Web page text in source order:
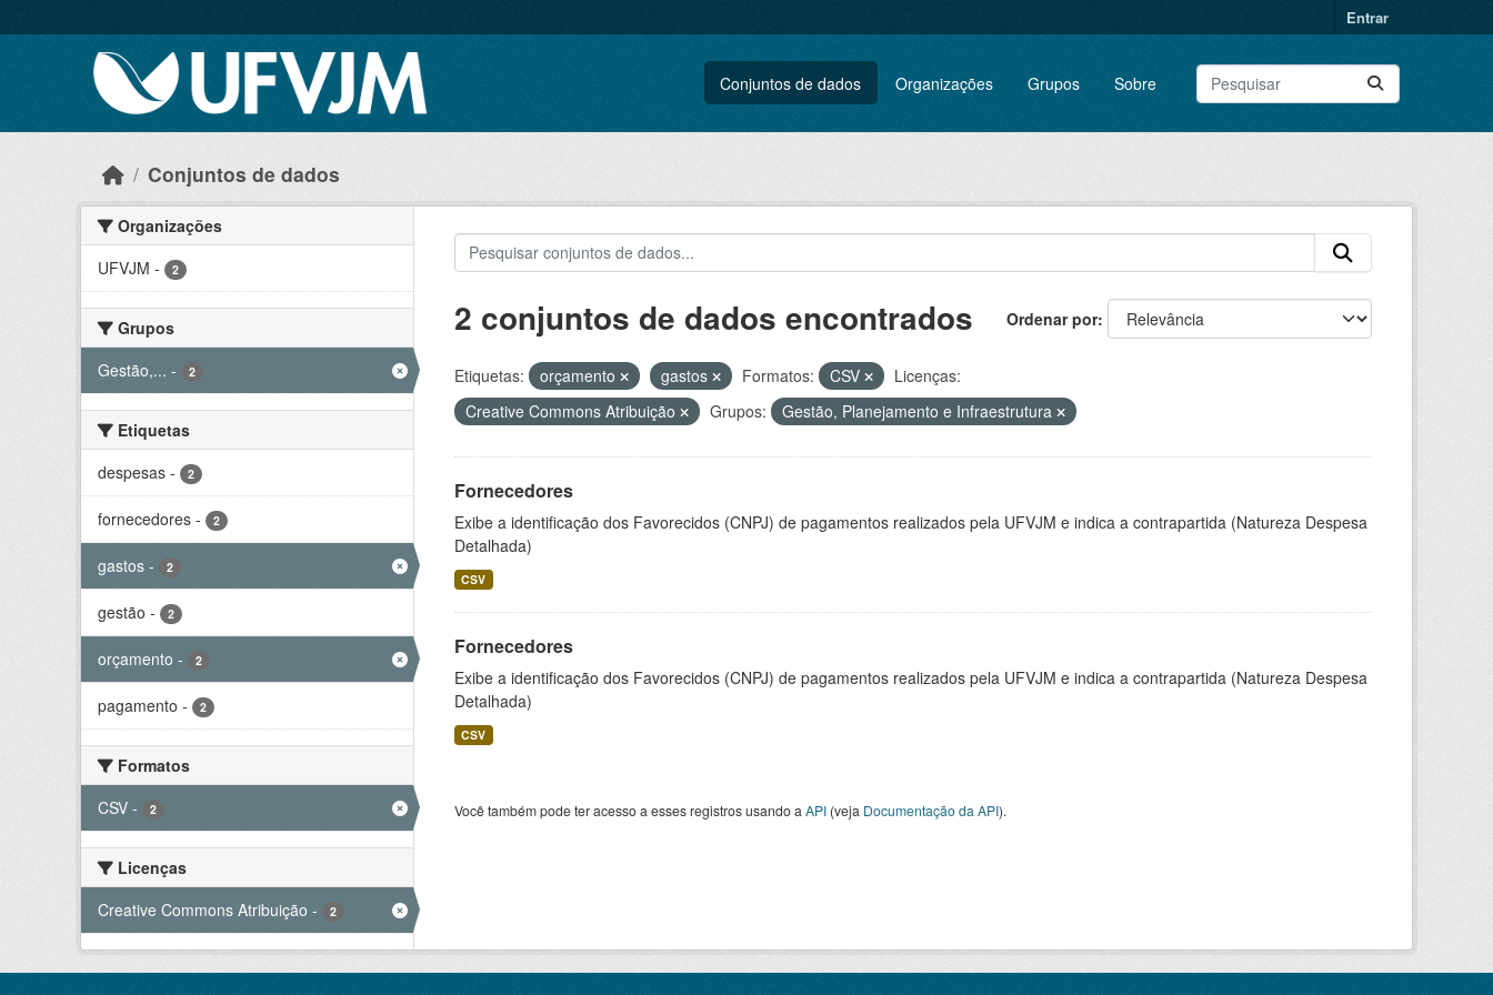
Entrar
Conjuntos de dados Organizações Grupos Sobre
Conjuntos de dados
Organizações
UFVJM - 2
Grupos
Gestão,... - 2
Etiquetas
despesas - 2
fornecedores - 2
gastos - 2
gestão - 2
orçamento - 2
pagamento - 2
Formatos
CSV - 2
Licenças
Creative Commons Atribuição - 2
Ordenar por
2 conjuntos de dados encontrados
Etiquetas: orçamento gastos Formatos: CSV
Licenças:
Creative Commons Atribuição
Grupos: Gestão, Planejamento e Infraestrutura
Fornecedores
Exibe a identificação dos Favorecidos (CNPJ) de pagamentos realizados pela UFVJM e indica a contrapartida (Natureza Despesa
Detalhada)
CSV
Fornecedores
Exibe a identificação dos Favorecidos (CNPJ) de pagamentos realizados pela UFVJM e indica a contrapartida (Natureza Despesa
Detalhada)
CSV
Você também pode ter acesso a esses registros usando a API(veja Documentação da API).